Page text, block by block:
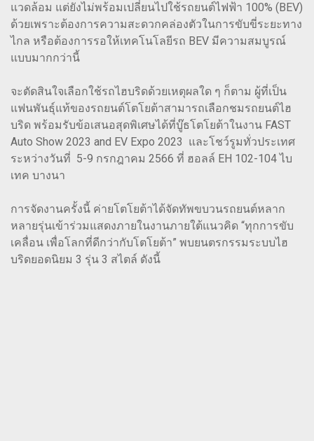
แวดล้อม แต่ยังไม่พร้อมเปลี่ยนไปใช้รถยนต์ไฟฟ้า 100% (BEV)
ด้วยเพราะต้องการความสะดวกคล่องตัวในการขับขี่ระยะทาง
ไกล หรือต้องการรอให้เทคโนโลยีรถ BEV มีความสมบูรณ์
แบบมากกว่านี้
จะตัดสินใจเลือกใช้รถไฮบริดด้วยเหตุผลใด ๆ ก็ตาม ผู้ที่เป็น
แฟนพันธุ์แท้ของรถยนต์โตโยต้าสามารถเลือกชมรถยนต์ไฮ
บริด พร้อมรับข้อเสนอสุดพิเศษได้ที่บู๊ธโตโยต้าในงาน FAST
Auto Show 2023 and EV Expo 2023 และโชว์รูมทั่วประเทศ
ระหว่างวันที่ 5-9 กรกฎาคม 2566 ที่ ฮอลล์ EH 102-104 ไบ
เทค บางนา
การจัดงานครั้งนี้ ค่ายโตโยต้าได้จัดทัพขบวนรถยนต์หลาก
หลายรุ่นเข้าร่วมแสดงภายในงานภายใต้แนวคิด “ทุกการขับ
เคลื่อน เพื่อโลกที่ดีกว่ากับโตโยต้า” พบยนตรกรรมระบบไฮ
บริดยอดนิยม 3 รุ่น 3 สไตล์ ดังนี้